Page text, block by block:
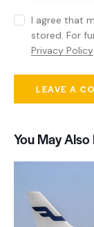
I agree that
stored. For
Privacy Policy
You May Also